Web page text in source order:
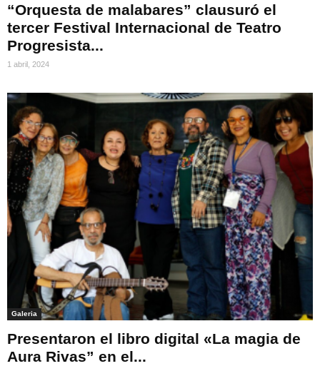
“Orquesta de malabares” clausuró el
tercer Festival Internacional de Teatro
Progresista...
1 abril, 2024
Galeria
Presentaron el libro digital «La magia de
Aura Rivas” en el...